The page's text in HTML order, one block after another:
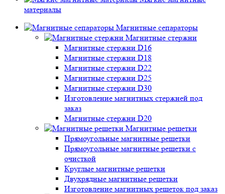
материалы
Магнитные сепараторы
Магнитные стержни
Магнитные стержни D16
Магнитные стержни D18
Магнитные стержни D22
Магнитные стержни D25
Магнитные стержни D30
Изготовление магнитных стержней под
заказ
Магнитные стержни D20
Магнитные решетки
Прямоугольные магнитные решетки
Прямоугольные магнитные решетки с
очисткой
Круглые магнитные решетки
Двухрядные магнитные решетки
Изготовление магнитных решеток под заказ